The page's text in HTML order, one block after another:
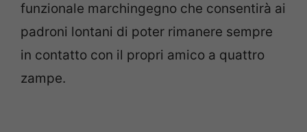
funzionale marchingegno che consentirà ai
padroni lontani di poter rimanere sempre
in contatto con il propri amico a quattro
zampe.